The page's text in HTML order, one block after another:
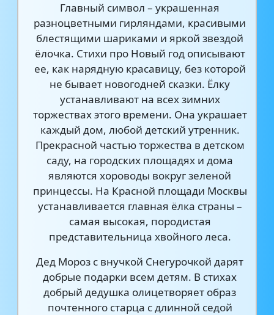
Главный символ – украшенная
разноцветными гирляндами, красивыми
блестящими шариками и яркой звездой
ёлочка. Стихи про Новый год описывают
ее, как нарядную красавицу, без которой
не бывает новогодней сказки. Ёлку
устанавливают на всех зимних
торжествах этого времени. Она украшает
каждый дом, любой детский утренник.
Прекрасной частью торжества в детском
саду, на городских площадях и дома
являются хороводы вокруг зеленой
принцессы. На Красной площади Москвы
устанавливается главная ёлка страны –
самая высокая, породистая
представительница хвойного леса.
Дед Мороз с внучкой Снегурочкой дарят
добрые подарки всем детям. В стихах
добрый дедушка олицетворяет образ
почтенного старца с длинной седой